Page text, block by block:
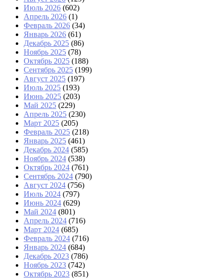
Июль 2026 (602)
Апрель 2026 (1)
Февраль 2026 (34)
Январь 2026 (61)
Декабрь 2025 (86)
Ноябрь 2025 (78)
Октябрь 2025 (188)
Сентябрь 2025 (199)
Август 2025 (197)
Июль 2025 (193)
Июнь 2025 (203)
Май 2025 (229)
Апрель 2025 (230)
Март 2025 (205)
Февраль 2025 (218)
Январь 2025 (461)
Декабрь 2024 (585)
Ноябрь 2024 (538)
Октябрь 2024 (761)
Сентябрь 2024 (790)
Август 2024 (756)
Июль 2024 (797)
Июнь 2024 (629)
Май 2024 (801)
Апрель 2024 (716)
Март 2024 (685)
Февраль 2024 (716)
Январь 2024 (684)
Декабрь 2023 (786)
Ноябрь 2023 (742)
Октябрь 2023 (851)